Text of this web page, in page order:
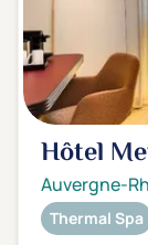
Hôtel
Auvergne-
Thermal Spa